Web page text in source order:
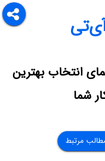
انتخاب بهترین
شما
مرتبط